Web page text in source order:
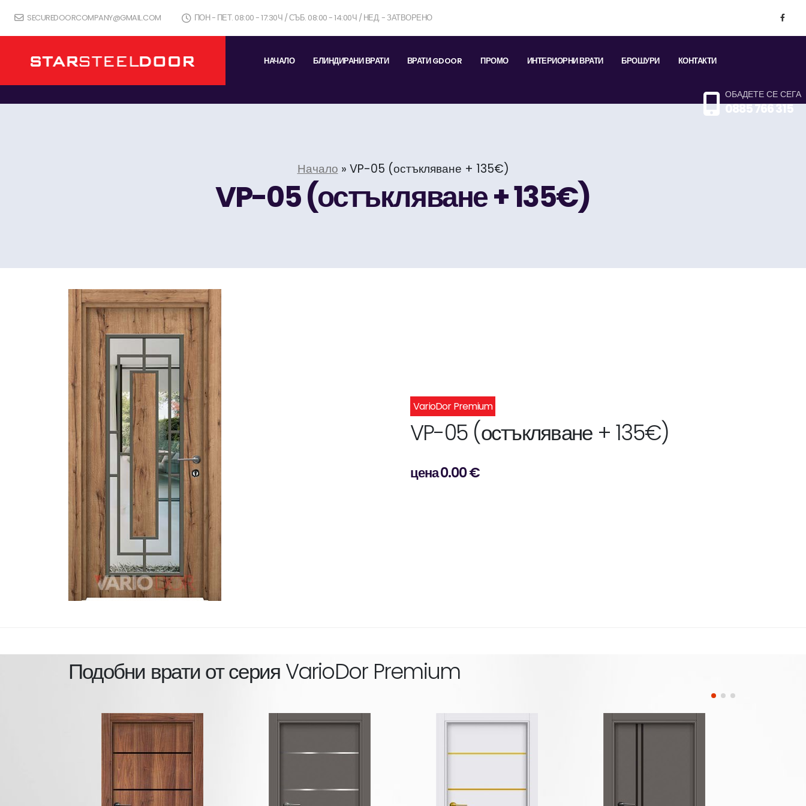
SECUREDOORCOMPANY@GMAIL.COM ПОН - ПЕТ. 08:00 - 17:30Ч / СЪБ. 08:00 - 14:00Ч / НЕД. - ЗАТВОРЕНО
НАЧАЛО БЛИНДИРАНИ ВРАТИ ВРАТИ GDOOR ПРОМО ИНТЕРИОРНИ ВРАТИ БРОШУРИ КОНТАКТИ
ОБАДЕТЕ СЕ СЕГА
0885 766 315
Начало » VP-05 (остъкляване + 135€)
VP-05 (остъкляване + 135€)
VarioDor Premium
VP-05 (остъкляване + 135€)
цена 0.00 €
Подобни врати от серия VarioDor Premium